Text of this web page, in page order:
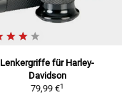
Lenkergriffe für Harley-
Davidson
79,99 €1